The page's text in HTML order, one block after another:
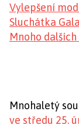
Vylepšení
Sluchátka
Mnoho
Mnohaletý
ve středu 25.